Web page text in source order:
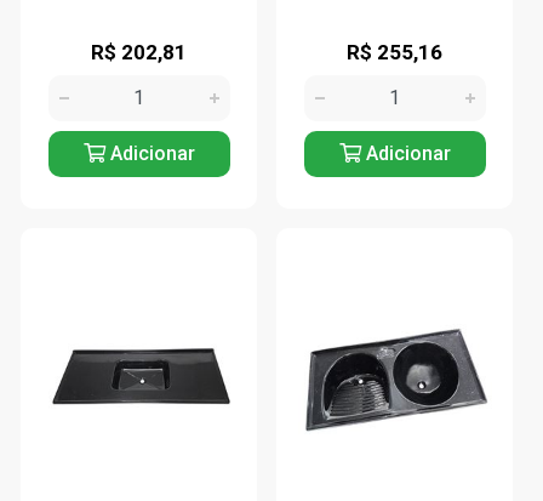
R$ 202,81
Adicionar
R$ 255,16
Adicionar